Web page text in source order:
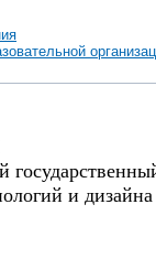
и дизайна